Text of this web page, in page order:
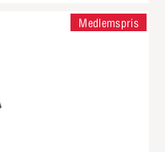
Medlemspris